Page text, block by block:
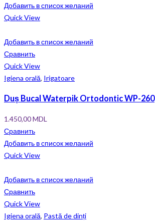
Добавить в список желаний
Quick View
Добавить в список желаний
Сравнить
Quick View
Igiena orală, Irigatoare
Duș Bucal Waterpik Ortodontic WP-260
1.450,00MDL
Сравнить
Добавить в список желаний
Quick View
Добавить в список желаний
Сравнить
Quick View
Igiena orală, Pastă de dinți